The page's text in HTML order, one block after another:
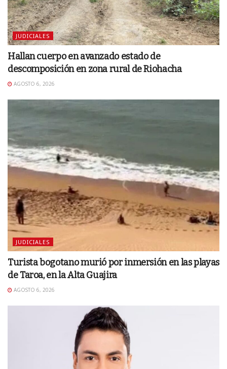
JUDICIALES
Hallan cuerpo en avanzado estado de
descomposición en zona rural de Riohacha
AGOSTO 6, 2026
JUDICIALES
Turista bogotano murió por inmersión en las playas
de Taroa, en la Alta Guajira
AGOSTO 6, 2026